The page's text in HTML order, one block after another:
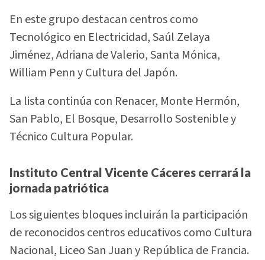
En este grupo destacan centros como
Tecnológico en Electricidad, Saúl Zelaya
Jiménez, Adriana de Valerio, Santa Mónica,
William Penn y Cultura del Japón.
La lista continúa con Renacer, Monte Hermón,
San Pablo, El Bosque, Desarrollo Sostenible y
Técnico Cultura Popular.
Instituto Central Vicente Cáceres cerrará la
jornada patriótica
Los siguientes bloques incluirán la participación
de reconocidos centros educativos como Cultura
Nacional, Liceo San Juan y República de Francia.